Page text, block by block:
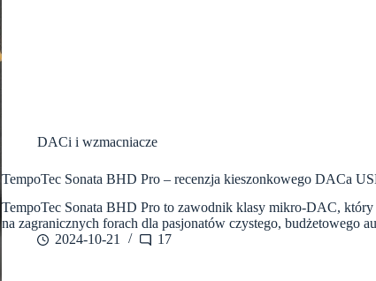
DACi i wzmacniacze
TempoTec Sonata BHD Pro – recenzja kieszonkowego DACa
TempoTec Sonata BHD Pro to zawodnik klasy mikro-DAC, który
na zagranicznych forach dla pasjonatów czystego, budżetowego
2024-10-21
17